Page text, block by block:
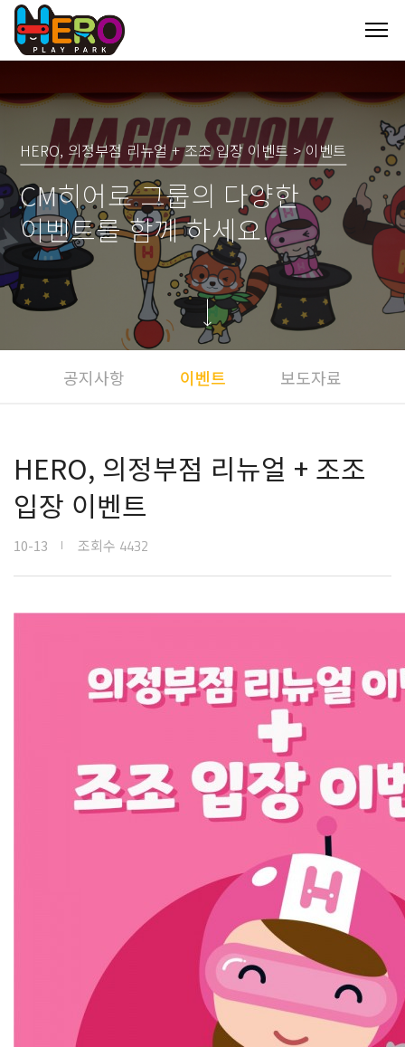
HERO, 의정부점 리뉴얼 + 조조 입장 이벤트 > 이벤트
CM히어로 그룹의 다양한
이벤트를 함께 하세요.
공지사항 이벤트 보도자료
HERO, 의정부점 리뉴얼 + 조조
입장 이벤트
10-13 조회수 4432